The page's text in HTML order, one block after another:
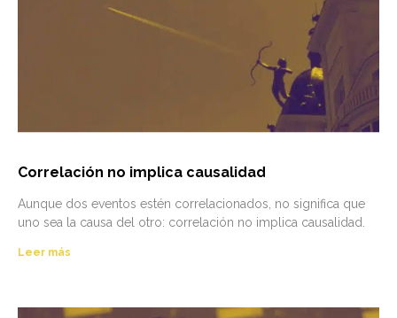
Correlación no implica causalidad
Aunque dos eventos estén correlacionados, no significa que
uno sea la causa del otro: correlación no implica causalidad.
Leer más